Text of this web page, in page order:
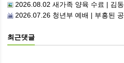
2026.08.02 새가족 양육 수료 | 김
2026.07.26 청년부 예배 | 부흥된
최근댓글